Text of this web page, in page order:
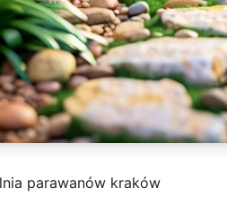
parawanów kraków